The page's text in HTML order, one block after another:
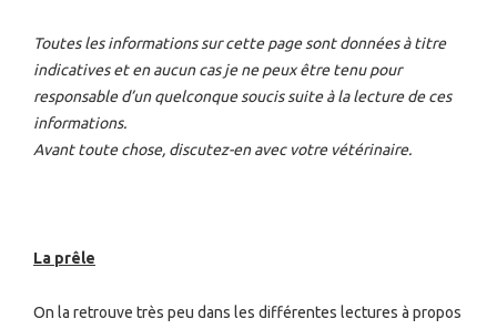
Toutes les informations sur cette page sont données à titre
indicatives et en aucun cas je ne peux être tenu pour
responsable d’un quelconque soucis suite à la lecture de ces
informations.
Avant toute chose, discutez-en avec votre vétérinaire.
La prêle
On la retrouve très peu dans les différentes lectures à propos